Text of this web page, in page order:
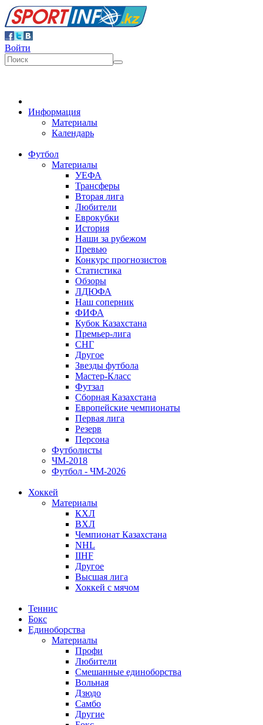
Войти
Информация
Материалы
Календарь
Футбол
Материалы
УЕФА
Трансферы
Вторая лига
Любители
Еврокубки
История
Наши за рубежом
Превью
Конкурс прогнозистов
Статистика
Обзоры
ЛДЮФА
Наш соперник
ФИФА
Кубок Казахстана
Премьер-лига
СНГ
Другое
Звезды футбола
Мастер-Класс
Футзал
Сборная Казахстана
Европейские чемпионаты
Первая лига
Резерв
Персона
Футболисты
ЧМ-2018
Футбол - ЧМ-2026
Хоккей
Материалы
КХЛ
ВХЛ
Чемпионат Казахстана
NHL
IIHF
Другое
Высшая лига
Хоккей с мячом
Теннис
Бокс
Единоборства
Материалы
Профи
Любители
Смешанные единоборства
Вольная
Дзюдо
Самбо
Другие